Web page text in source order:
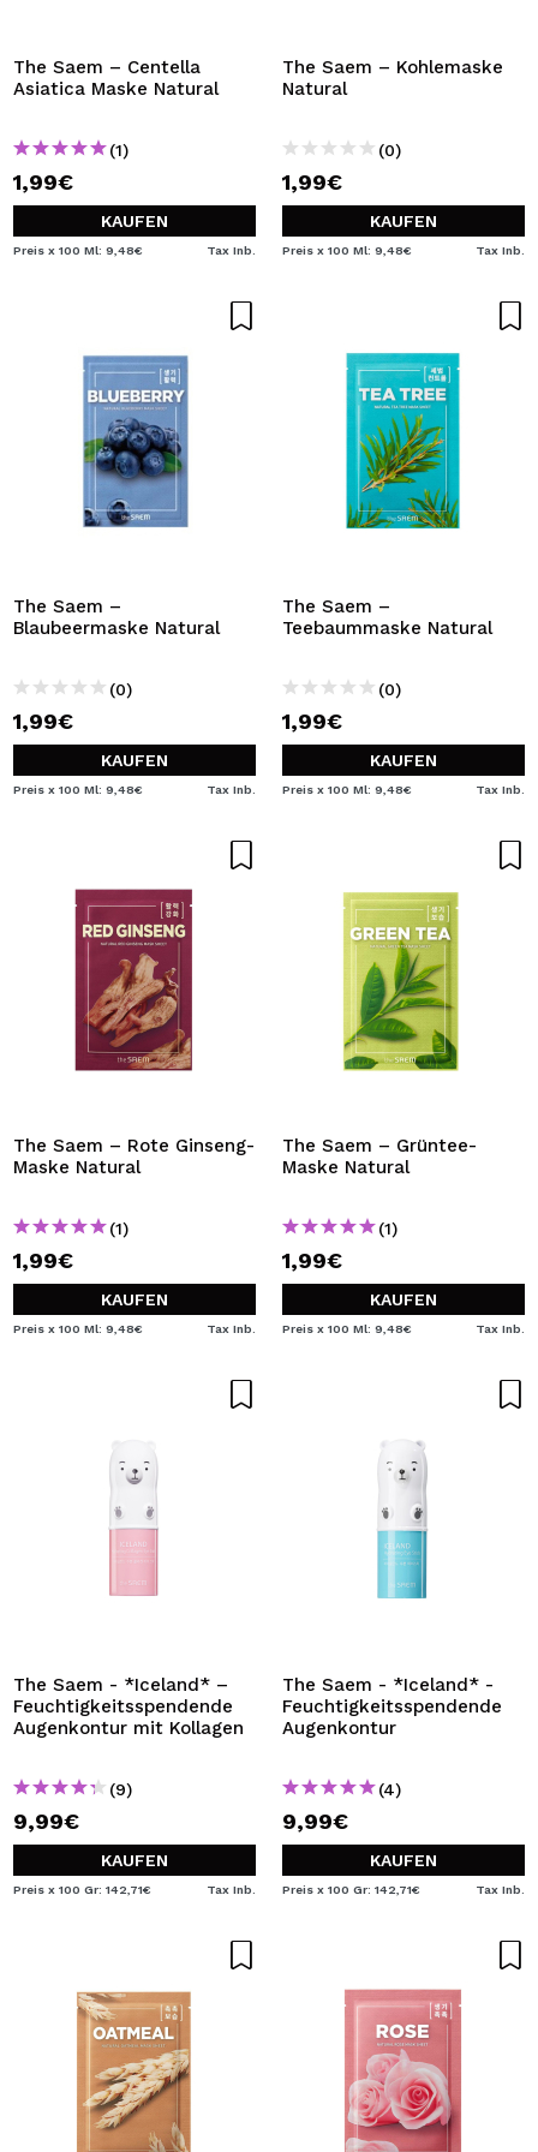
The Saem – Centella
Asiatica Maske Natural
(1)
1,99€
KAUFEN
Preis x 100 Ml: 9,48€ Tax Inb.
The Saem – Kohlemaske
Natural
(0)
1,99€
KAUFEN
Preis x 100 Ml: 9,48€ Tax Inb.
The Saem –
Blaubeermaske Natural
(0)
1,99€
KAUFEN
Preis x 100 Ml: 9,48€ Tax Inb.
The Saem –
Teebaummaske Natural
(0)
1,99€
KAUFEN
Preis x 100 Ml: 9,48€ Tax Inb.
The Saem – Rote Ginseng-
Maske Natural
(1)
1,99€
KAUFEN
Preis x 100 Ml: 9,48€ Tax Inb.
The Saem – Grüntee-
Maske Natural
(1)
1,99€
KAUFEN
Preis x 100 Ml: 9,48€ Tax Inb.
The Saem - *Iceland* –
Feuchtigkeitsspendende
Augenkontur mit Kollagen
(9)
9,99€
KAUFEN
Preis x 100 Gr: 142,71€ Tax Inb.
The Saem - *Iceland* -
Feuchtigkeitsspendende
Augenkontur
(4)
9,99€
KAUFEN
Preis x 100 Gr: 142,71€ Tax Inb.